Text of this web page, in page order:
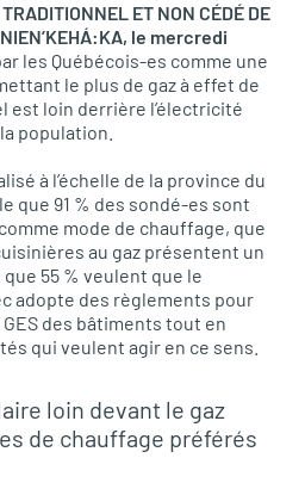
ET NON CÉDÉ DE
le mercredi
les Québécois-es comme une
le plus de gaz à effet de
est loin derrière l’électricité
population.
à l’échelle de la province du
que 91 % des sondé-es sont
mode de chauffage, que
au gaz présentent un
55 % veulent que le
adopte des règlements pour
des bâtiments tout en
qui veulent agir en ce sens.
loin devant le gaz
de chauffage préférés